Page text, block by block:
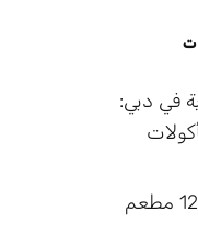
في دبي:
افضل مطاعم سيتي ووك: 12 مطعم